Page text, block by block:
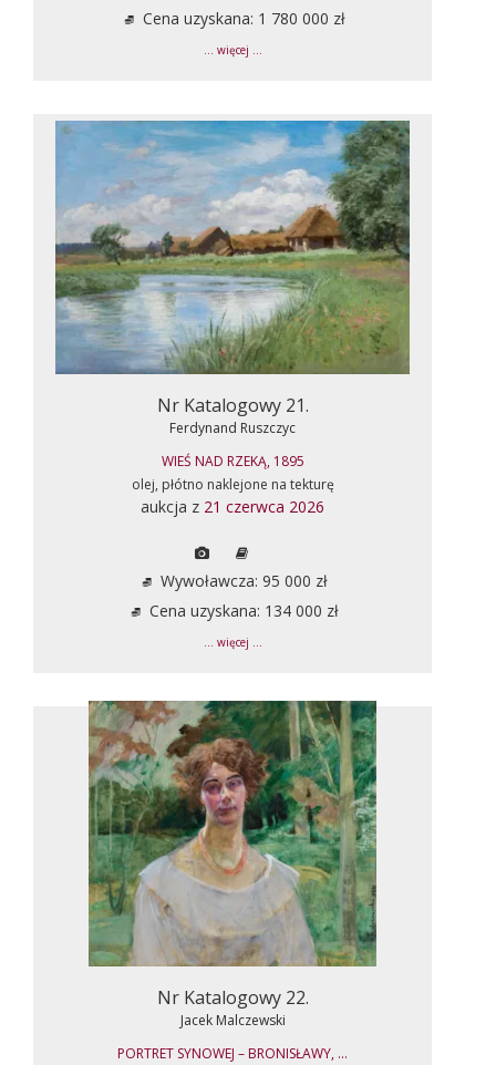
Cena uzyskana: 1 780 000 zł
... więcej ...
Nr Katalogowy 21.
Ferdynand Ruszczyc
WIEŚ NAD RZEKĄ, 1895
olej, płótno naklejone na tekturę
aukcja z 21 czerwca 2026
Wywoławcza: 95 000 zł
Cena uzyskana: 134 000 zł
... więcej ...
Nr Katalogowy 22.
Jacek Malczewski
PORTRET SYNOWEJ – BRONISŁAWY, ...